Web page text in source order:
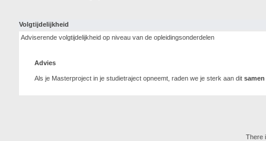
Volgtijdelijkheid
Adviserende volgtijdelijkheid op niveau van de opleidingsonderdelen
Advies
Als je Masterproject in je studietraject opneemt, raden we je sterk aan dit samen
There